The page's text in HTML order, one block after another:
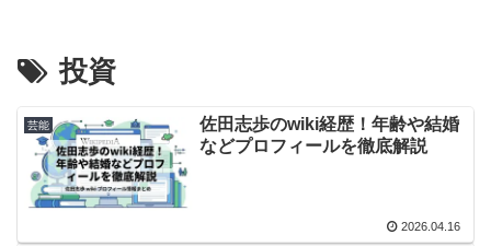
投資
芸能
佐田志歩のwiki経歴！年齢や結婚
などプロフィールを徹底解説
2026.04.16